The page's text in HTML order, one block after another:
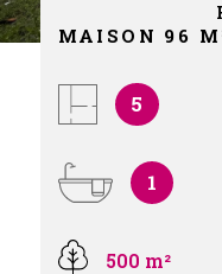
MAISON 96
5
1
500 m²